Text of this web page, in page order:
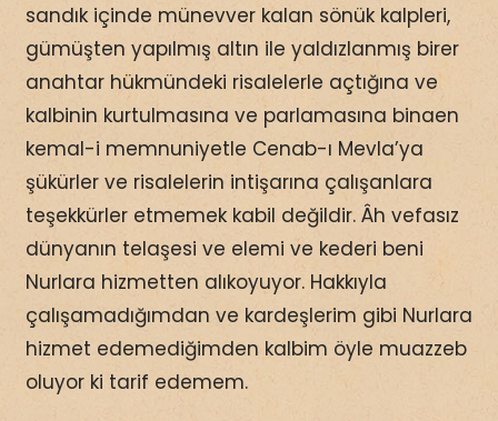
sandık içinde münevver kalan sönük kalpleri,
gümüşten yapılmış altın ile yaldızlanmış birer
anahtar hükmündeki risalelerle açtığına ve
kalbinin kurtulmasına ve parlamasına binaen
kemal-i memnuniyetle Cenab-ı Mevla’ya
şükürler ve risalelerin intişarına çalışanlara
teşekkürler etmemek kabil değildir. Âh vefasız
dünyanın telaşesi ve elemi ve kederi beni
Nurlara hizmetten alıkoyuyor. Hakkıyla
çalışamadığımdan ve kardeşlerim gibi Nurlara
hizmet edemediğimden kalbim öyle muazzeb
oluyor ki tarif edemem.